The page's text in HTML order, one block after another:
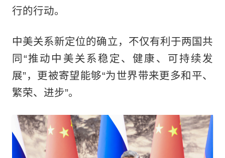
行的行动。
中美关系新定位的确立，不仅有利于两国共
同“推动中美关系稳定、健康、可持续发
展”，更被寄望能够“为世界带来更多和平、
繁荣、进步”。